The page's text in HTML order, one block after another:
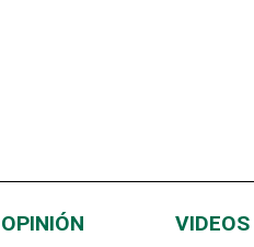
OPINIÓN VIDEOS